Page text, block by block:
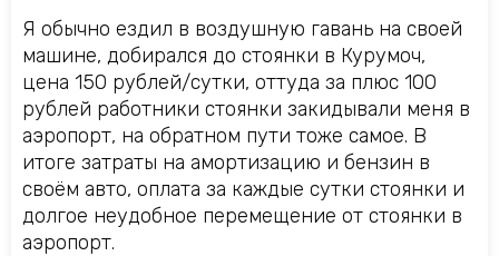
Я обычно ездил в воздушную гавань на своей
машине, добирался до стоянки в Курумоч,
цена 150 рублей/сутки, оттуда за плюс 100
рублей работники стоянки закидывали меня в
аэропорт, на обратном пути тоже самое. В
итоге затраты на амортизацию и бензин в
своём авто, оплата за каждые сутки стоянки и
долгое неудобное перемещение от стоянки в
аэропорт.